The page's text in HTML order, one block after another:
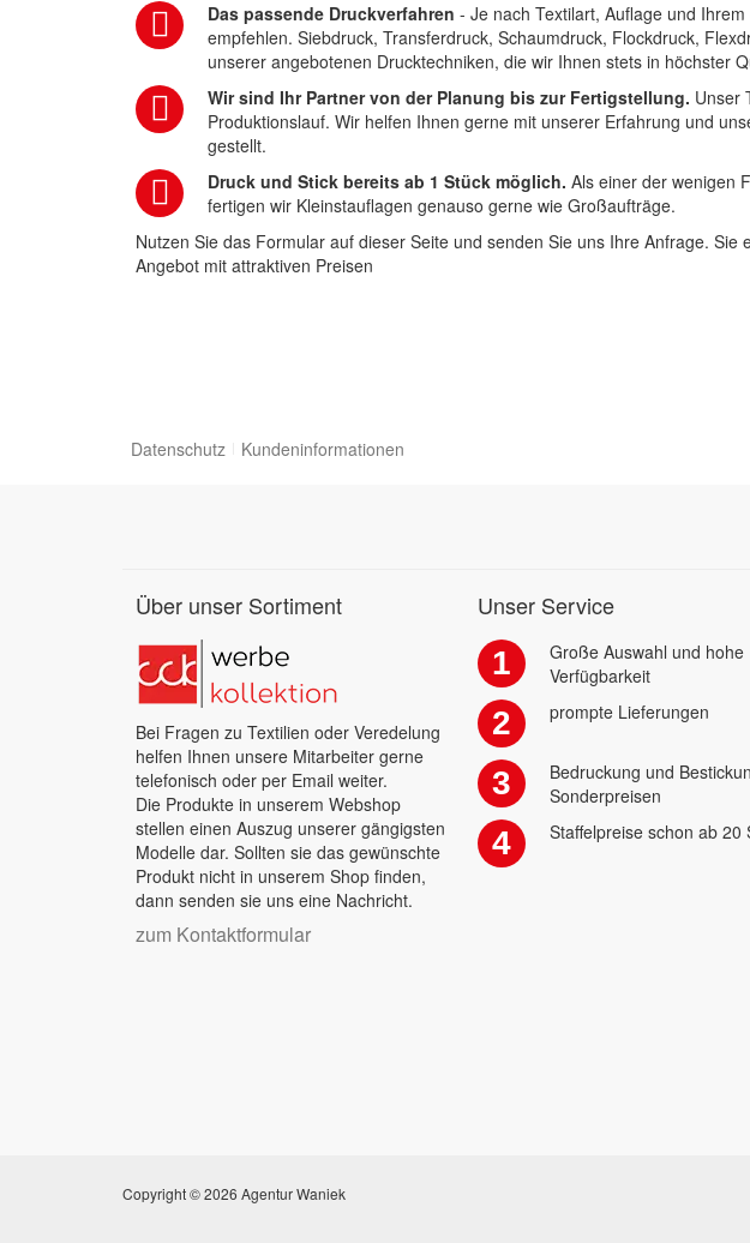
Das passende Druckverfahren - Je nach Textilart, Auflage und
empfehlen. Siebdruck, Transferdruck, Schaumdruck, Flockdruck,
unserer angebotenen Drucktechniken, die wir Ihnen stets in höchster
Wir sind Ihr Partner von der Planung bis zur Fertigstellung. Unser
Produktionslauf. Wir helfen Ihnen gerne mit unserer Erfahrung und
gestellt.
Druck und Stick bereits ab 1 Stück möglich. Als einer der wenigen
fertigen wir Kleinstauflagen genauso gerne wie Großaufträge.
Nutzen Sie das Formular auf dieser Seite und senden Sie uns Ihre Anfrage.
Angebot mit attraktiven Preisen
Datenschutz Kundeninformationen
Über unser Sortiment
Bei Fragen zu Textilien oder Veredelung
helfen Ihnen unsere Mitarbeiter gerne
telefonisch oder per Email weiter.
Die Produkte in unserem Webshop
stellen einen Auszug unserer gängigsten
Modelle dar. Sollten sie das gewünschte
Produkt nicht in unserem Shop finden,
dann senden sie uns eine Nachricht.
zum Kontaktformular
Unser Service
1
Große Auswahl und hohe
Verfügbarkeit
2 prompte Lieferungen
3
Bedruckung und
Sonderpreisen
4 Staffelpreise schon ab 20
Copyright © 2026 Agentur Waniek